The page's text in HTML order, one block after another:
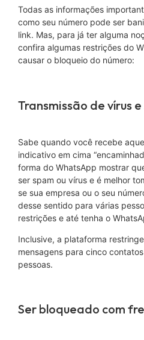
Todas as informações
como seu número pode ser
link. Mas, para já ter alguma
confira algumas restrições do
causar o bloqueio do número:
Transmissão de vírus
Sabe quando você recebe
indicativo em cima
forma do WhatsApp mostrar
ser spam ou vírus e é melhor
se sua empresa ou o seu
desse sentido para várias
restrições e até tenha o
Inclusive, a plataforma
mensagens para cinco
pessoas.
Ser bloqueado com